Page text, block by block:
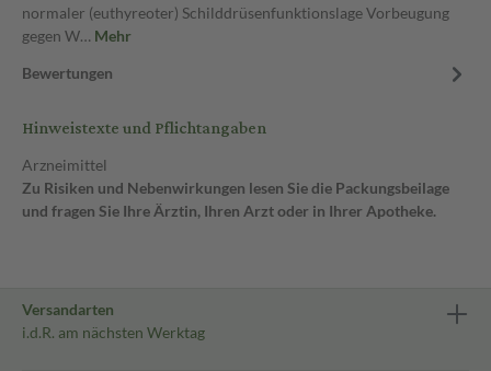
normaler (euthyreoter) Schilddrüsenfunktionslage Vorbeugung
gegen W… Mehr
Bewertungen
Hinweistexte und Pflichtangaben
Arzneimittel
Zu Risiken und Nebenwirkungen lesen Sie die Packungsbeilage
und fragen Sie Ihre Ärztin, Ihren Arzt oder in Ihrer Apotheke.
Versandarten
i.d.R. am nächsten Werktag